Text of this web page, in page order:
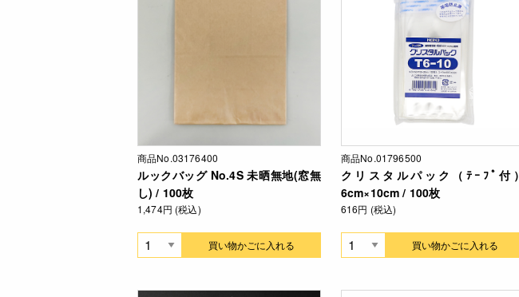
商品No.03176400
ルックバッグ No.4S 未晒無地(窓無
し) / 100枚
1,474円 (税込)
買い物かごに入れる
商品No.01796500
クリスタルパック（ﾃｰﾌﾟ付）
6cm×10cm / 100枚
616円 (税込)
買い物かごに入れる